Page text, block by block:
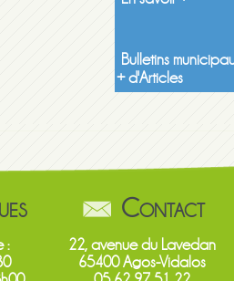
Bulletins municipaux
+ d'Articles
Contact
22, avenue du Lavedan
65400 Agos-Vidalos
: